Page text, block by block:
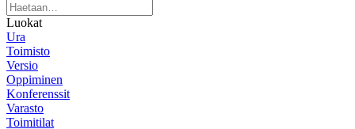
Luokat
Ura
Toimisto
Versio
Oppiminen
Konferenssit
Varasto
Toimitilat